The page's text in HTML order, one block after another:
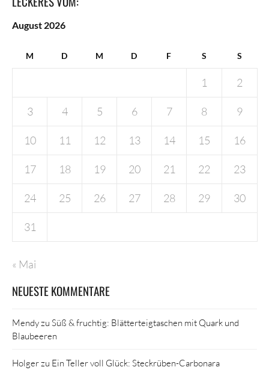
August 2026
M D M D F S S
1 2
3 4 5 6 7 8 9
10 11 12 13 14 15 16
17 18 19 20 21 22 23
24 25 26 27 28 29 30
31
« Mai
NEUESTE KOMMENTARE
Mendyzu Süß & fruchtig: Blätterteigtaschen mit Quark und
Blaubeeren
Holgerzu Ein Teller voll Glück: Steckrüben-Carbonara